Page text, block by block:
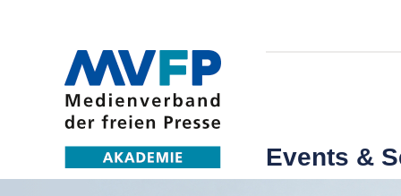
Events &